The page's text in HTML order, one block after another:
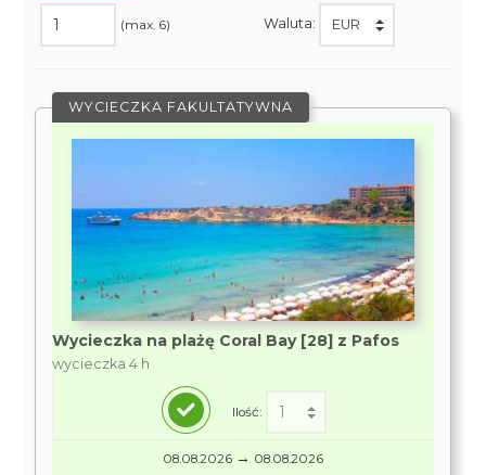
(max. 6) Waluta:
WYCIECZKA FAKULTATYWNA
Wycieczka na plażę Coral Bay [28] z Pafos
wycieczka 4 h
Ilość:
08.08.2026 → 08.08.2026